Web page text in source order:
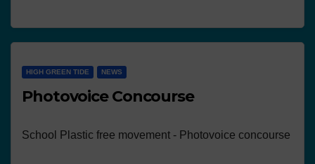
HIGH GREEN TIDE NEWS
Photovoice Concourse
School Plastic free movement - Photovoice concourse